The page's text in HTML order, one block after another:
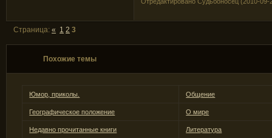
Страница:« 1 2 3
Похожие темы
Юмор, приколы. Общение
Географическое положение О мире
Недавно прочитанные книги Литература